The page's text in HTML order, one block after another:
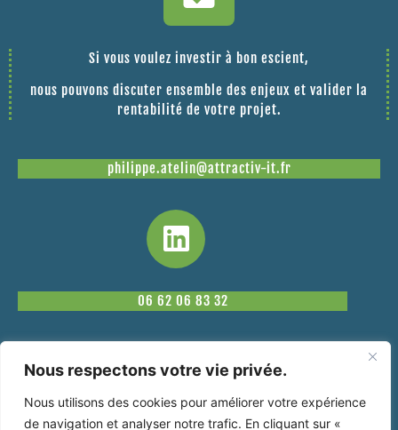
Nous respectons votre vie privée.
Nous utilisons des cookies pour améliorer votre expérience
de navigation et analyser notre trafic. En cliquant sur «
Si vous voulez investir à bon escient,
nous pouvons discuter ensemble des enjeux et valider la
rentabilité de votre projet.
philippe.atelin@attractiv-it.fr
06 62 06 83 32